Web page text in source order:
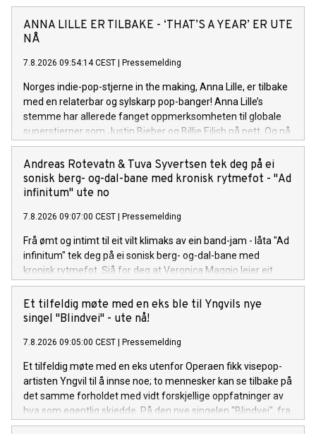
ANNA LILLE ER TILBAKE - ‘THAT’S A YEAR’ ER UTE
NÅ
7.8.2026 09:54:14 CEST Pressemelding
Norges indie-pop-stjerne in the making, Anna Lille, er tilbake
med en relaterbar og sylskarp pop-banger! Anna Lille’s
stemme har allerede fanget oppmerksomheten til globale
superstjerner som Justin Bieber og Billie Eilish på nett. Og nå
på sin nye singel «That's a Year», synger hun om den
spesifikke følelsen av å gå ut av et forhold og lure på om det
hele var bortkastet tid, men så å gradvis oppdage at livet på
den andre siden er uendelig mye bedre. Låten er bittersøt, litt
selvsikker og sassier enn noensinne. Sammen med singelen
slipper hun en offisiell musikkvideo på YouTube, som tar deg
med inn i det nye universet visuelt.
Andreas Rotevatn & Tuva Syvertsen tek deg på ei
sonisk berg- og-dal-bane med kronisk rytmefot - "Ad
infinitum" ute no
7.8.2026 09:07:00 CEST Pressemelding
Frå ømt og intimt til eit vilt klimaks av ein band-jam - låta "Ad
infinitum" tek deg på ei sonisk berg- og-dal-bane med
kronisk rytmefot. Sjå for deg at Veronica Maggio leier eit
vekkelsesmøte i indremisjonen kor målet er å gire
forsamlinga opp med pur glede og suggesjon. Liturgien til
den her seansen er Rotevatn sin tekst på arkaisk nynorsk, og
ein uendeleg prosess. "Ad infinitum", frå Andreas Rotevatn si
komande plate "Mellom saltvatn og sola", er ute no!
Et tilfeldig møte med en eks ble til Yngvils nye
singel "Blindvei" - ute nå!
7.8.2026 09:05:00 CEST Pressemelding
Et tilfeldig møte med en eks utenfor Operaen fikk visepop-
artisten Yngvil til å innse noe; to mennesker kan se tilbake på
det samme forholdet med vidt forskjellige oppfatninger av
hva som egentlig skjedde. På den nye singelen "Blindvei", fra
den kommende EP-en "PS: ikke si det til noen", møter sårbar